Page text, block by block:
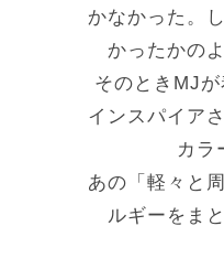
かなかった。
かったかの
そのときMJ
インスパイア
カラ
あの「軽々と
ルギーをま